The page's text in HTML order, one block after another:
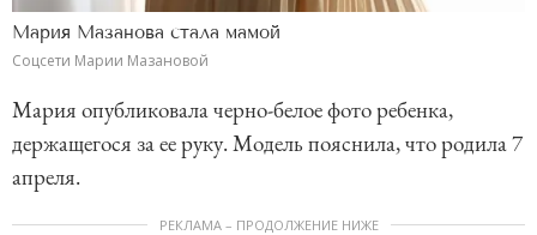
Мария Мазанова стала мамой
Соцсети Марии Мазановой
Мария опубликовала черно-белое фото ребенка,
держащегося за ее руку. Модель пояснила, что родила 7
апреля.
РЕКЛАМА – ПРОДОЛЖЕНИЕ НИЖЕ